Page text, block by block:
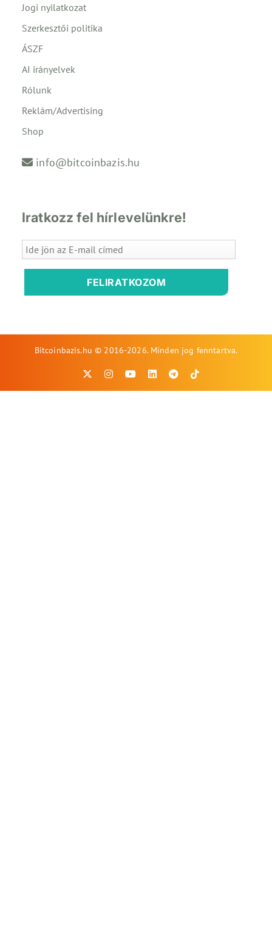
Jogi nyilatkozat
Szerkesztői politika
ÁSZF
AI irányelvek
Rólunk
Reklám/Advertising
Shop
info@bitcoinbazis.hu
Iratkozz fel hírlevelünkre!
FELIRATKOZOM
Bitcoinbazis.hu © 2016-2026. Minden jog fenntartva.